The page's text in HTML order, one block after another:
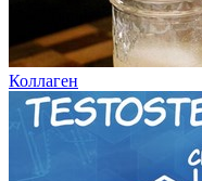
Коллаген